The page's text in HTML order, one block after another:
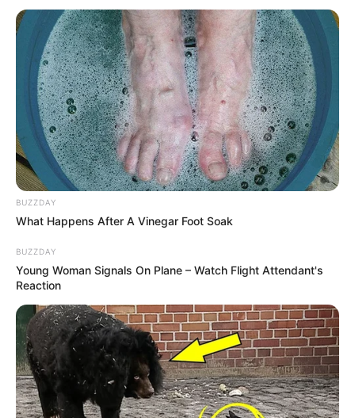
18:09 / 06 Avqust 2026
Azərbaycandakı ali təhsilli insanların
sayı - AÇIQLANDI
63
BUZZDAY
What Happens After A Vinegar Foot Soak
BUZZDAY
Young Woman Signals On Plane – Watch Flight Attendant's
Reaction